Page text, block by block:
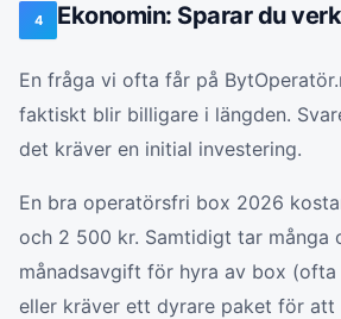
4 Ekonomin: Sparar du
En fråga vi ofta får på
faktiskt blir billigare i längden.
det kräver en initial investering.
En bra operatörsfri box 2026
och 2 500 kr. Samtidigt tar många
månadsavgift för hyra av box
eller kräver ett dyrare paket för att